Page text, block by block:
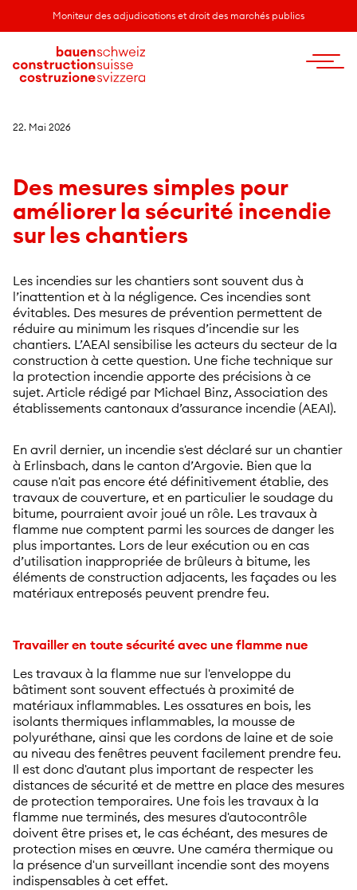
Moniteur des adjudications et droit des marchés publics
22. Mai 2026
Des mesures simples pour
améliorer la sécurité incendie
sur les chantiers
Les incendies sur les chantiers sont souvent dus à
l’inattention et à la négligence. Ces incendies sont
évitables. Des mesures de prévention permettent de
réduire au minimum les risques d’incendie sur les
chantiers. L’AEAI sensibilise les acteurs du secteur de la
construction à cette question. Une fiche technique sur
la protection incendie apporte des précisions à ce
sujet. Article rédigé par Michael Binz, Association des
établissements cantonaux d’assurance incendie (AEAI).
En avril dernier, un incendie s'est déclaré sur un chantier
à Erlinsbach, dans le canton d’Argovie. Bien que la
cause n'ait pas encore été définitivement établie, des
travaux de couverture, et en particulier le soudage du
bitume, pourraient avoir joué un rôle. Les travaux à
flamme nue comptent parmi les sources de danger les
plus importantes. Lors de leur exécution ou en cas
d’utilisation inappropriée de brûleurs à bitume, les
éléments de construction adjacents, les façades ou les
matériaux entreposés peuvent prendre feu.
Travailler en toute sécurité avec une flamme nue
Les travaux à la flamme nue sur l'enveloppe du
bâtiment sont souvent effectués à proximité de
matériaux inflammables. Les ossatures en bois, les
isolants thermiques inflammables, la mousse de
polyuréthane, ainsi que les cordons de laine et de soie
au niveau des fenêtres peuvent facilement prendre feu.
Il est donc d'autant plus important de respecter les
distances de sécurité et de mettre en place des mesures
de protection temporaires. Une fois les travaux à la
flamme nue terminés, des mesures d'autocontrôle
doivent être prises et, le cas échéant, des mesures de
protection mises en œuvre. Une caméra thermique ou
la présence d'un surveillant incendie sont des moyens
indispensables à cet effet.